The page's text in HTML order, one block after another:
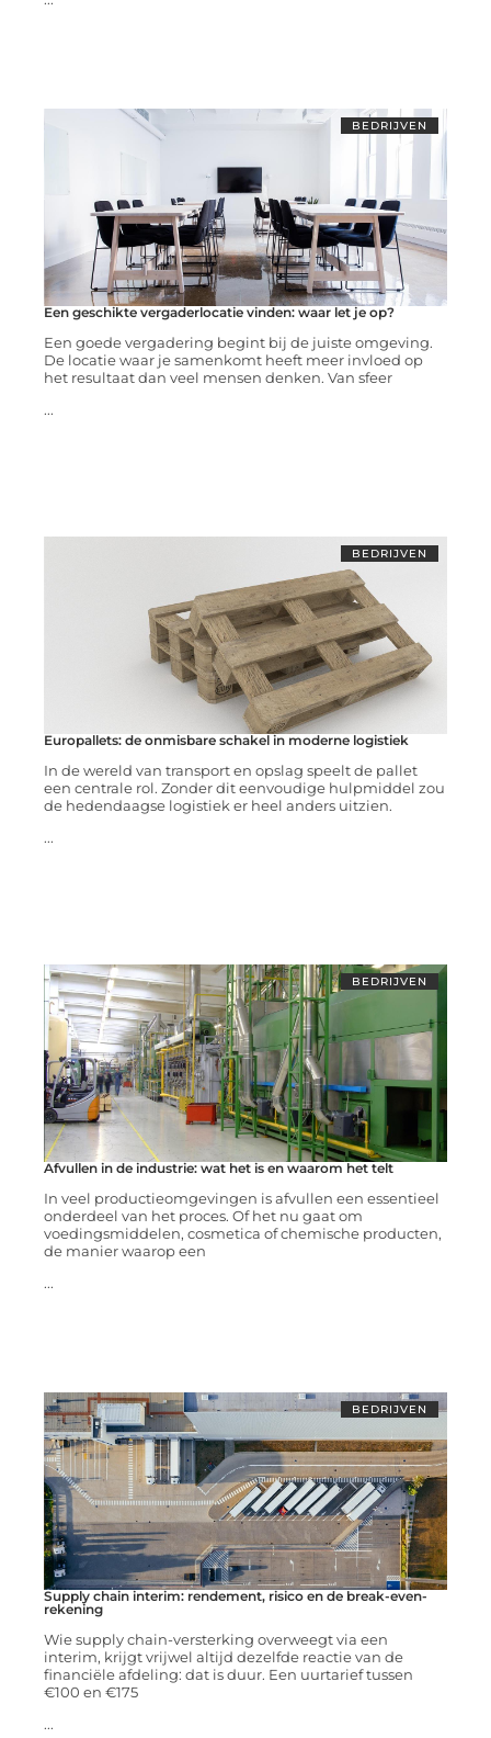
BEDRIJVEN
Een geschikte vergaderlocatie vinden: waar let je op?
Een goede vergadering begint bij de juiste omgeving.
De locatie waar je samenkomt heeft meer invloed op
het resultaat dan veel mensen denken. Van sfeer
...
BEDRIJVEN
Europallets: de onmisbare schakel in moderne logistiek
In de wereld van transport en opslag speelt de pallet
een centrale rol. Zonder dit eenvoudige hulpmiddel zou
de hedendaagse logistiek er heel anders uitzien.
...
BEDRIJVEN
Afvullen in de industrie: wat het is en waarom het telt
In veel productieomgevingen is afvullen een essentieel
onderdeel van het proces. Of het nu gaat om
voedingsmiddelen, cosmetica of chemische producten,
de manier waarop een
...
BEDRIJVEN
Supply chain interim: rendement, risico en de break-even-
rekening
Wie supply chain-versterking overweegt via een
interim, krijgt vrijwel altijd dezelfde reactie van de
financiële afdeling: dat is duur. Een uurtarief tussen
€100 en €175
...